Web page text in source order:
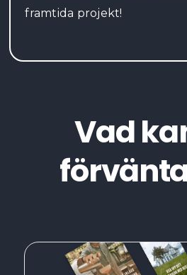
framtida projekt!
Vad